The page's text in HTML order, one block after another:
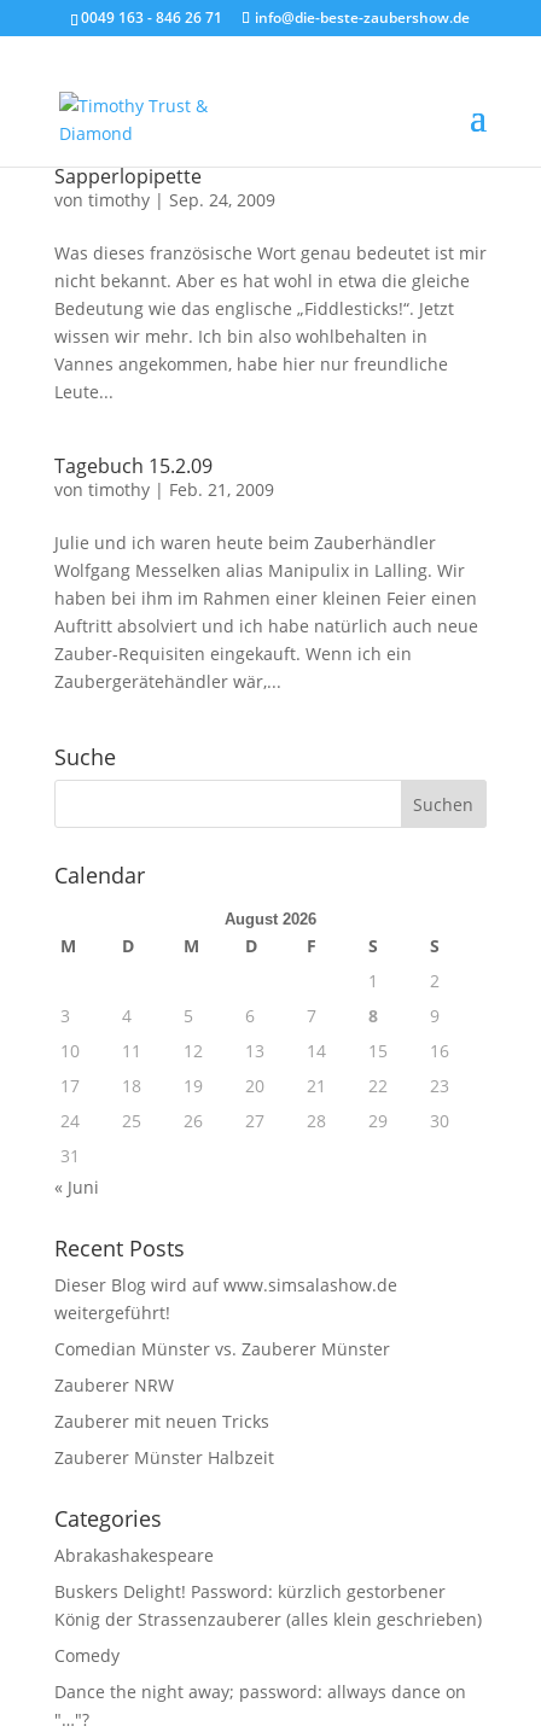
0049 163 - 846 26 71 info@die-beste-zaubershow.de
Sapperlopipette
von timothy| Sep. 24, 2009
Was dieses französische Wort genau bedeutet ist mir
nicht bekannt. Aber es hat wohl in etwa die gleiche
Bedeutung wie das englische „Fiddlesticks!“. Jetzt
wissen wir mehr. Ich bin also wohlbehalten in
Vannes angekommen, habe hier nur freundliche
Leute...
Tagebuch 15.2.09
von timothy| Feb. 21, 2009
Julie und ich waren heute beim Zauberhändler
Wolfgang Messelken alias Manipulix in Lalling. Wir
haben bei ihm im Rahmen einer kleinen Feier einen
Auftritt absolviert und ich habe natürlich auch neue
Zauber-Requisiten eingekauft. Wenn ich ein
Zaubergerätehändler wär,...
Suche
Calendar
August 2026
M D M D F S
S
1
2
3
4 5 6 7 8
9
10
11 12 13 14 15
16
17
18 19 20 21 22
23
24
25 26 27 28 29
30
31
« Juni
Recent Posts
Dieser Blog wird auf www.simsalashow.de
weitergeführt!
Comedian Münster vs. Zauberer Münster
Zauberer NRW
Zauberer mit neuen Tricks
Zauberer Münster Halbzeit
Categories
Abrakashakespeare
Buskers Delight! Password: kürzlich gestorbener
König der Strassenzauberer (alles klein geschrieben)
Comedy
Dance the night away; password: allways dance on
"…"?